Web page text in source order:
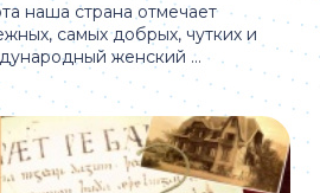
наша страна отмечает
самых добрых, чутких и
женский ...